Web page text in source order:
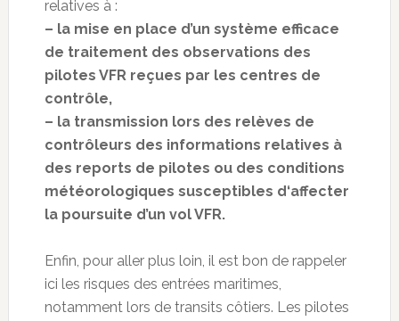
relatives à :
– la mise en place d’un système efficace
de traitement des observations des
pilotes VFR reçues par les centres de
contrôle,
– la transmission lors des relèves de
contrôleurs des informations relatives à
des reports de pilotes ou des conditions
météorologiques susceptibles d‘affecter
la poursuite d’un vol VFR.
Enfin, pour aller plus loin, il est bon de rappeler
ici les risques des entrées maritimes,
notamment lors de transits côtiers. Les pilotes